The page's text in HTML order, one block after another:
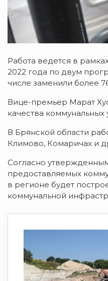
Работа ведется в
2022 года по двум
числе заменили более
Вице-премьер Марат
качества коммунальных
В Брянской области
Климово, Комаричах и
Согласно
предоставляемых
в регионе будет
коммунальной